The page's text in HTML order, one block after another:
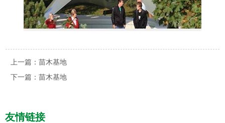
上一篇：苗木基地
下一篇：苗木基地
友情链接